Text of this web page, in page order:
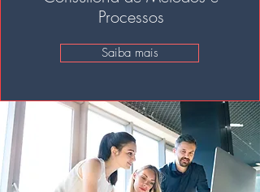
Processos
Saiba mais